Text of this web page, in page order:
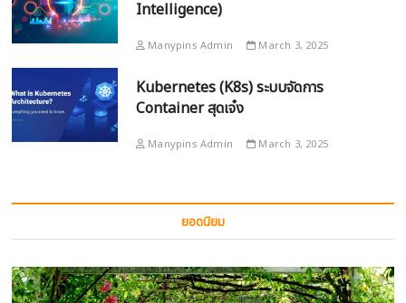
Intelligence)
Manypins Admin March 3, 2025
Kubernetes (K8s) ระบบจัดการ
Container สุดเจ๋ง
Manypins Admin March 3, 2025
ยอดนิยม